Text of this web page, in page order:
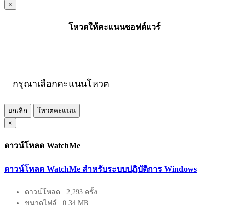
×
โหวตให้คะแนนซอฟต์แวร์
กรุณาเลือกคะแนนโหวต
ยกเลิก
โหวตคะแนน
×
ดาวน์โหลด WatchMe
ดาวน์โหลด WatchMe สำหรับระบบปฏิบัติการ Windows
ดาวน์โหลด : 2,293 ครั้ง
ขนาดไฟล์ : 0.34 MB.